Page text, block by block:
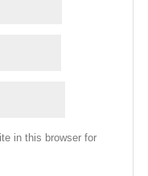
in this browser for